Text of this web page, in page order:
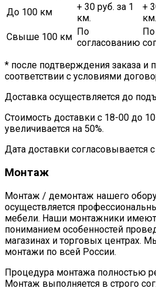
До 100 км
+ 30 руб. за 1
км.
+
км.
Свыше 100 км По
согласованию
По
* после подтверждения заказа и
соответствии с условиями
Доставка осуществляется до
Стоимость доставки с 18-00 до
увеличивается на 50%.
Дата доставки согласовывается
Монтаж
Монтаж / демонтаж нашего
осуществляется
мебели. Наши монтажники
пониманием особенностей
магазинах и торговых центрах.
монтажи по всей России.
Процедура монтажа полностью
Монтаж выполняется в строго